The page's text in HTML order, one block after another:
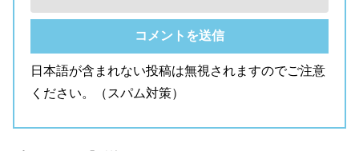
日本語が含まれない投稿は無視されますのでご注意
ください。（スパム対策）